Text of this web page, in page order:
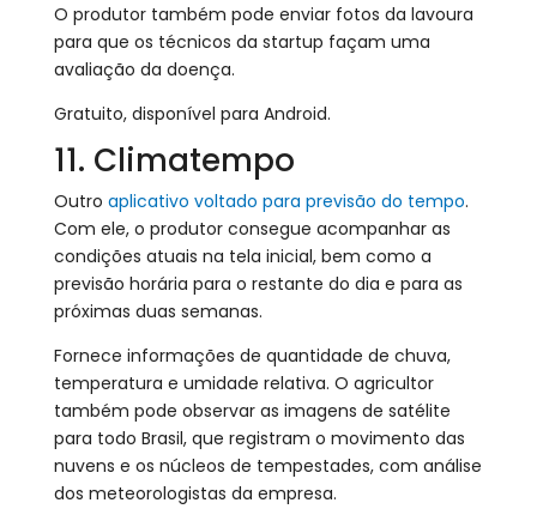
O produtor também pode enviar fotos da lavoura
para que os técnicos da startup façam uma
avaliação da doença.
Gratuito, disponível para Android.
11. Climatempo
Outro aplicativo voltado para previsão do tempo.
Com ele, o produtor consegue acompanhar as
condições atuais na tela inicial, bem como a
previsão horária para o restante do dia e para as
próximas duas semanas.
Fornece informações de quantidade de chuva,
temperatura e umidade relativa. O agricultor
também pode observar as imagens de satélite
para todo Brasil, que registram o movimento das
nuvens e os núcleos de tempestades, com análise
dos meteorologistas da empresa.